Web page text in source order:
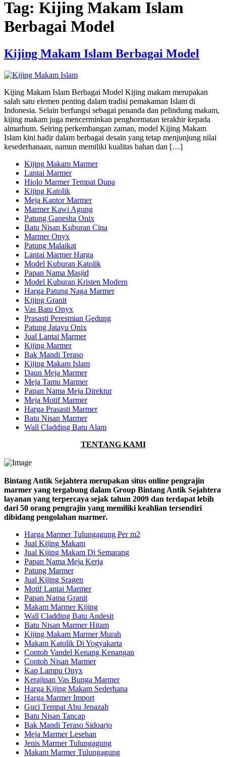
Tag: Kijing Makam Islam
Berbagai Model
Kijing Makam Islam Berbagai Model
Kijing Makam Islam Berbagai Model Kijing makam merupakan
salah satu elemen penting dalam tradisi pemakaman Islam di
Indonesia. Selain berfungsi sebagai penanda dan pelindung makam,
kijing makam juga mencerminkan penghormatan terakhir kepada
almarhum. Seiring perkembangan zaman, model Kijing Makam
Islam kini hadir dalam berbagai desain yang tetap menjunjung nilai
kesederhanaan, namun memiliki kualitas bahan dan […]
Kijing Makam Marmer
Lantai Marmer
Hiolo Marmer Tempat Dupa
Kijing Katolik
Meja Kantor Marmer
Marmer Kawi Agung
Patung Ganesha Onix
Batu Nisan Kuburan Cina
Marmer Onyx
Patung Malaikat
Lantai Marmer Harga
Model Kuburan Katolik
Papan Nama Masjid
Model Kuburan Kristen Modern
Harga Patung Naga Marmer
Kijing Granit
Vas Batu Onyx
Prasasti Peresmian Gedung
Patung Jatayu Onix
Jual Lantai Marmer
Kijing Marmer
Bak Mandi Teraso
Kijing Makam Islam
Daun Meja Marmer
Meja Tamu Marmer
Papan Nama Meja Direktur
Meja Motif Marmer
Harga Prasasti Marmer
Batu Nisan Marmer
Wall Cladding Batu Alam
TENTANG KAMI
Bintang Antik Sejahtera merupakan situs online pengrajin
marmer yang tergabung dalam Group Bintang Antik Sejahtera
layanan yang terpercaya sejak tahun 2009 dan terdapat lebih
dari 50 orang pengrajin yang memiliki keahlian tersendiri
dibidang pengolahan marmer.
Harga Marmer Tulungagung Per m2
Jual Kijing Makam
Jual Kijing Makam Di Semarang
Papan Nama Meja Kerja
Patung Marmer
Jual Kijing Sragen
Motif Lantai Marmer
Papan Nama Granit
Makam Marmer Kijing
Wall Cladding Batu Andesit
Batu Nisan Marmer Hitam
Kijing Makam Marmer Murah
Makam Katolik Di Yogyakarta
Contoh Vandel Kenang Kenangan
Contoh Nisan Marmer
Kap Lampu Onyx
Kerajinan Vas Bunga Marmer
Harga Kijing Makam Sederhana
Harga Marmer Import
Guci Tempat Abu Jenazah
Batu Nisan Tancap
Bak Mandi Teraso Sidoarjo
Meja Marmer Lesehan
Jenis Marmer Tulungagung
Makam Marmer Tulungagung